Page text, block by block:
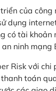
của
dụng
có tài
ninh
Risk với chi
toán